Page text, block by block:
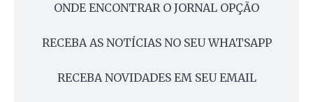
ONDE ENCONTRAR O JORNAL OPÇÃO
RECEBA AS NOTÍCIAS NO SEU WHATSAPP
RECEBA NOVIDADES EM SEU EMAIL